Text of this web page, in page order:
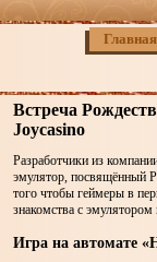
Главная
Встреча
Joycasino
Разработчики из
эмулятор, посвящённый
того чтобы геймеры в
знакомства с эмулятором
Игра на автомате